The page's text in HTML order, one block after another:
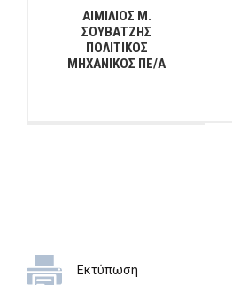
ΑΙΜΙΛΙΟΣ Μ.
ΣΟΥΒΑΤΖΗΣ
ΠΟΛΙΤΙΚΟΣ
ΜΗΧΑΝΙΚΟΣ ΠΕ/Α
Εκτύπωση